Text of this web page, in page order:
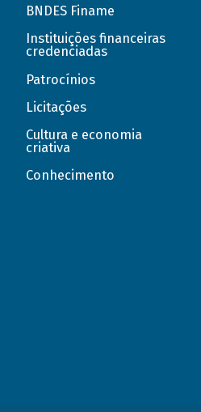
BNDES Finame
Instituições financeiras
credenciadas
Patrocínios
Licitações
Cultura e economia
criativa
Conhecimento